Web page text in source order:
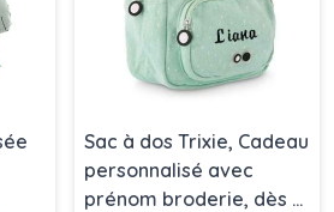
Sac à dos Trixie, Cadeau
personnalisé avec
prénom broderie, dès 4